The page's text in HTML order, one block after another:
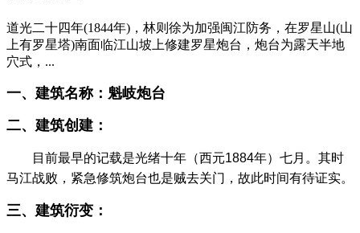
道光二十四年(1844年)，林则徐为加强闽江防务，在罗星山(山
上有罗星塔)南面临江山坡上修建罗星炮台，炮台为露天半地
穴式，...
一、建筑名称：魁岐炮台
二、建筑创建：
目前最早的记载是光绪十年（西元1884年）七月。其时
马江战败，紧急修筑炮台也是贼去关门，故此时间有待证实。
三、建筑衍变：